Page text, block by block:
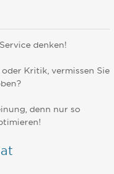
denken!
Kritik, vermissen Sie
denn nur so